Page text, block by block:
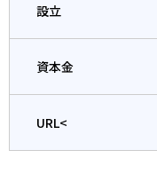
設立
資本金
URL<